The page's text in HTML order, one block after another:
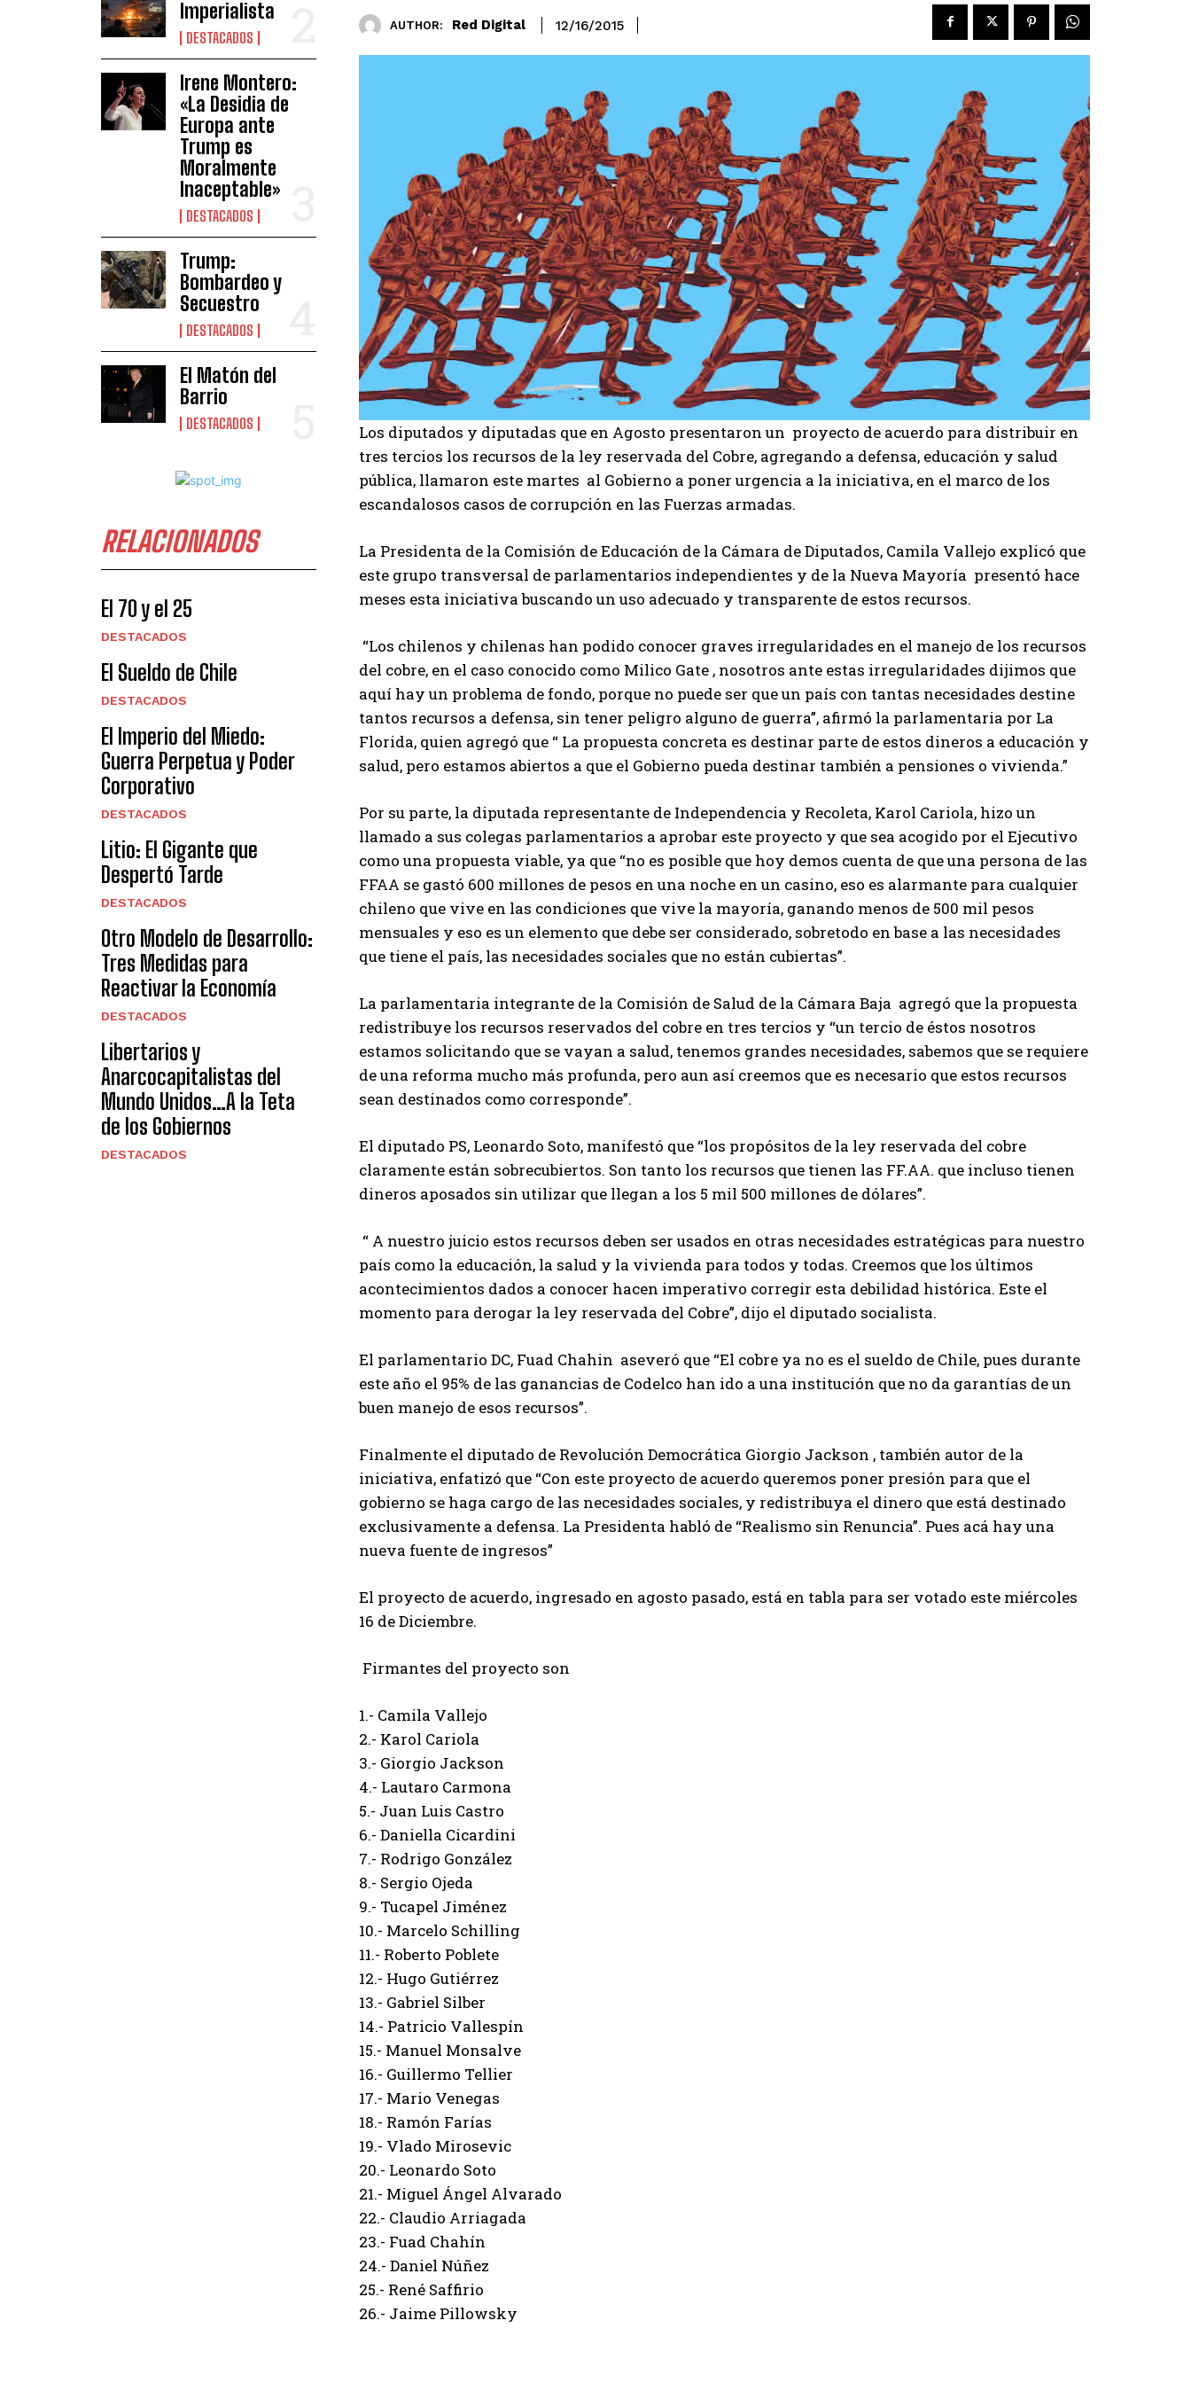
Imperialista
DESTACADOS
Irene Montero:
«La Desidia de
Europa ante
Trump es
Moralmente
Inaceptable»
DESTACADOS
Trump:
Bombardeo y
Secuestro
DESTACADOS
El Matón del
Barrio
DESTACADOS
RELACIONADOS
El 70 y el 25
DESTACADOS
El Sueldo de Chile
DESTACADOS
El Imperio del Miedo:
Guerra Perpetua y Poder
Corporativo
DESTACADOS
Litio: El Gigante que
Despertó Tarde
DESTACADOS
Otro Modelo de Desarrollo:
Tres Medidas para
Reactivar la Economía
DESTACADOS
Libertarios y
Anarcocapitalistas del
Mundo Unidos…A la Teta
de los Gobiernos
DESTACADOS
AUTHOR: Red Digital 12/16/2015
Los diputados y diputadas que en Agosto presentaron un proyecto de acuerdo para distribuir en
tres tercios los recursos de la ley reservada del Cobre, agregando a defensa, educación y salud
pública, llamaron este martes al Gobierno a poner urgencia a la iniciativa, en el marco de los
escandalosos casos de corrupción en las Fuerzas armadas.
La Presidenta de la Comisión de Educación de la Cámara de Diputados, Camila Vallejo explicó que
este grupo transversal de parlamentarios independientes y de la Nueva Mayoría presentó hace
meses esta iniciativa buscando un uso adecuado y transparente de estos recursos.
“Los chilenos y chilenas han podido conocer graves irregularidades en el manejo de los recursos
del cobre, en el caso conocido como Milico Gate , nosotros ante estas irregularidades dijimos que
aquí hay un problema de fondo, porque no puede ser que un país con tantas necesidades destine
tantos recursos a defensa, sin tener peligro alguno de guerra”, afirmó la parlamentaria por La
Florida, quien agregó que “ La propuesta concreta es destinar parte de estos dineros a educación y
salud, pero estamos abiertos a que el Gobierno pueda destinar también a pensiones o vivienda.”
Por su parte, la diputada representante de Independencia y Recoleta, Karol Cariola, hizo un
llamado a sus colegas parlamentarios a aprobar este proyecto y que sea acogido por el Ejecutivo
como una propuesta viable, ya que “no es posible que hoy demos cuenta de que una persona de las
FFAA se gastó 600 millones de pesos en una noche en un casino, eso es alarmante para cualquier
chileno que vive en las condiciones que vive la mayoría, ganando menos de 500 mil pesos
mensuales y eso es un elemento que debe ser considerado, sobretodo en base a las necesidades
que tiene el país, las necesidades sociales que no están cubiertas”.
La parlamentaria integrante de la Comisión de Salud de la Cámara Baja agregó que la propuesta
redistribuye los recursos reservados del cobre en tres tercios y “un tercio de éstos nosotros
estamos solicitando que se vayan a salud, tenemos grandes necesidades, sabemos que se requiere
de una reforma mucho más profunda, pero aun así creemos que es necesario que estos recursos
sean destinados como corresponde”.
El diputado PS, Leonardo Soto, manifestó que “los propósitos de la ley reservada del cobre
claramente están sobrecubiertos. Son tanto los recursos que tienen las FF.AA. que incluso tienen
dineros aposados sin utilizar que llegan a los 5 mil 500 millones de dólares”.
“ A nuestro juicio estos recursos deben ser usados en otras necesidades estratégicas para nuestro
país como la educación, la salud y la vivienda para todos y todas. Creemos que los últimos
acontecimientos dados a conocer hacen imperativo corregir esta debilidad histórica. Este el
momento para derogar la ley reservada del Cobre”, dijo el diputado socialista.
El parlamentario DC, Fuad Chahin aseveró que “El cobre ya no es el sueldo de Chile, pues durante
este año el 95% de las ganancias de Codelco han ido a una institución que no da garantías de un
buen manejo de esos recursos”.
Finalmente el diputado de Revolución Democrática Giorgio Jackson , también autor de la
iniciativa, enfatizó que “Con este proyecto de acuerdo queremos poner presión para que el
gobierno se haga cargo de las necesidades sociales, y redistribuya el dinero que está destinado
exclusivamente a defensa. La Presidenta habló de “Realismo sin Renuncia”. Pues acá hay una
nueva fuente de ingresos”
El proyecto de acuerdo, ingresado en agosto pasado, está en tabla para ser votado este miércoles
16 de Diciembre.
Firmantes del proyecto son
1.- Camila Vallejo
2.- Karol Cariola
3.- Giorgio Jackson
4.- Lautaro Carmona
5.- Juan Luis Castro
6.- Daniella Cicardini
7.- Rodrigo González
8.- Sergio Ojeda
9.- Tucapel Jiménez
10.- Marcelo Schilling
11.- Roberto Poblete
12.- Hugo Gutiérrez
13.- Gabriel Silber
14.- Patricio Vallespín
15.- Manuel Monsalve
16.- Guillermo Tellier
17.- Mario Venegas
18.- Ramón Farías
19.- Vlado Mirosevic
20.- Leonardo Soto
21.- Miguel Ángel Alvarado
22.- Claudio Arriagada
23.- Fuad Chahín
24.- Daniel Núñez
25.- René Saffirio
26.- Jaime Pillowsky